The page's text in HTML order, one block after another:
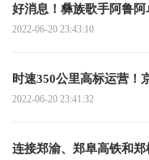
好消息！彝族歌手阿鲁
2022-06-20 23:43:10
时速350公里高标运营！
2022-06-20 23:41:32
连接郑渝、郑阜高铁和